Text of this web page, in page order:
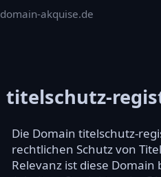
domain-akquise.de
titelschutz-
Die Domain titelschutz-
rechtlichen Schutz von
Relevanz ist diese